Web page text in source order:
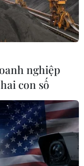
nghiệp
con số